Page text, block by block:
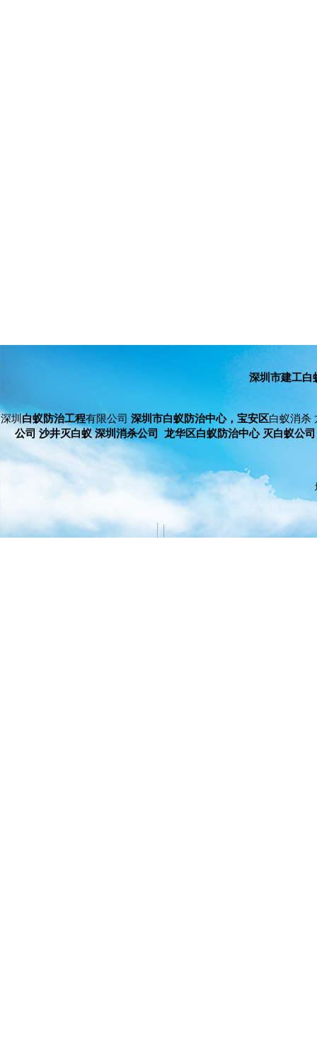
深圳市建工白
深圳白蚁防治工程有限公司 深圳市白蚁防治中心，宝安区白蚁消杀
公司 沙井灭白蚁 深圳消杀公司 龙华区白蚁防治中心 灭白蚁公